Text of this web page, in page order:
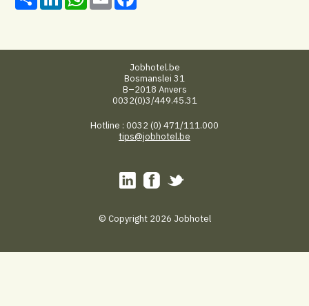
Jobhotel.be
Bosmanslei 31
B–2018 Anvers
0032(0)3/449.45.31
Hotline : 0032 (0) 471/111.000
tips@jobhotel.be
© Copyright 2026 Jobhotel